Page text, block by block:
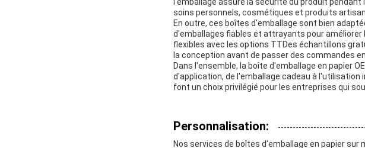
l'emballage assure la sécurité du produit
soins personnels, cosmétiques et produits
En outre, ces boîtes d'emballage sont bien
d'emballages fiables et attrayants pour
flexibles avec les options TTDes échantillons
la conception avant de passer des commandes
Dans l'ensemble, la boîte d'emballage en papier
d'application, de l'emballage cadeau à
font un choix privilégié pour les entreprises qui
Personnalisation:
Nos services de boîtes d'emballage en papier